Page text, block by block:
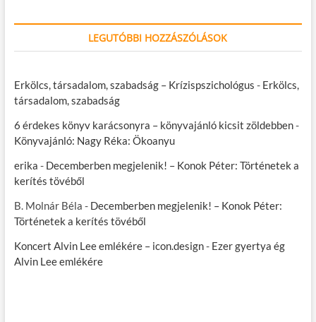
LEGUTÓBBI HOZZÁSZÓLÁSOK
Erkölcs, társadalom, szabadság – Krízispszichológus - Erkölcs,
társadalom, szabadság
6 érdekes könyv karácsonyra – könyvajánló kicsit zöldebben-
Könyvajánló: Nagy Réka: Ökoanyu
erika - Decemberben megjelenik! – Konok Péter: Történetek a
kerítés tövéből
B. Molnár Béla - Decemberben megjelenik! – Konok Péter:
Történetek a kerítés tövéből
Koncert Alvin Lee emlékére – icon.design- Ezer gyertya ég
Alvin Lee emlékére